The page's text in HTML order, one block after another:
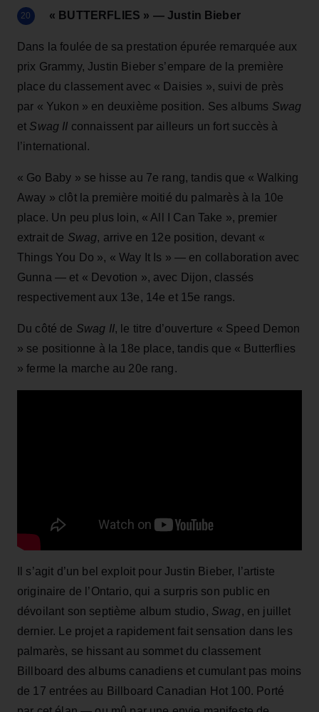
« BUTTERFLIES » — Justin Bieber
Dans la foulée de sa prestation épurée remarquée aux
prix Grammy, Justin Bieber s’empare de la première
place du classement avec « Daisies », suivi de près
par « Yukon » en deuxième position. Ses albums Swag
et Swag II connaissent par ailleurs un fort succès à
l’international.
« Go Baby » se hisse au 7e rang, tandis que « Walking
Away » clôt la première moitié du palmarès à la 10e
place. Un peu plus loin, « All I Can Take », premier
extrait de Swag, arrive en 12e position, devant «
Things You Do », « Way It Is » — en collaboration avec
Gunna — et « Devotion », avec Dijon, classés
respectivement aux 13e, 14e et 15e rangs.
Du côté de Swag II, le titre d’ouverture « Speed Demon
» se positionne à la 18e place, tandis que « Butterflies
» ferme la marche au 20e rang.
Il s’agit d’un bel exploit pour Justin Bieber, l’artiste
originaire de l’Ontario, qui a surpris son public en
dévoilant son septième album studio, Swag, en juillet
dernier. Le projet a rapidement fait sensation dans les
palmarès, se hissant au sommet du classement
Billboard des albums canadiens et cumulant pas moins
de 17 entrées au Billboard Canadian Hot 100. Porté